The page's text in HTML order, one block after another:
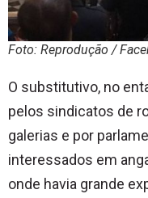
Foto: Reprodução /
O substitutivo, no
pelos sindicatos de
galerias e por
interessados em
onde havia grande